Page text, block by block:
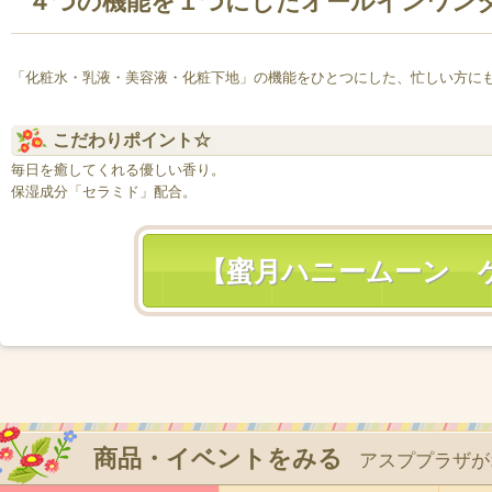
「化粧水・乳液・美容液・化粧下地」の機能をひとつにした、忙しい方に
こだわりポイント☆
毎日を癒してくれる優しい香り。
保湿成分「セラミド」配合。
【蜜月ハニームーン
商品・イベントをみる アスププラザ